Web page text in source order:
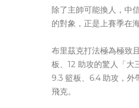
除了主帥可能換人，中
的對象，正是上賽季在
布里茲克打法極為極致
板、12 助攻的驚人「大
9.3 籃板、6.4 助攻，
飛克。